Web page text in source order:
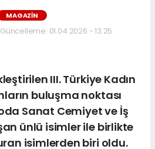
MAGAZIN
01.04.2026 - 13:25
III. Türkiye Kadın
buluşma noktası
Sanat Cemiyet ve İş
ünlü isimler ile birlikte
isimlerden biri oldu.